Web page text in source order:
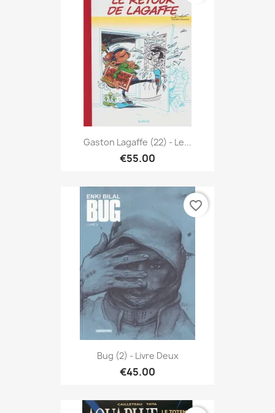
Gaston Lagaffe (22) - Le...
€55.00
Bug (2) - Livre Deux
€45.00
favorite_border